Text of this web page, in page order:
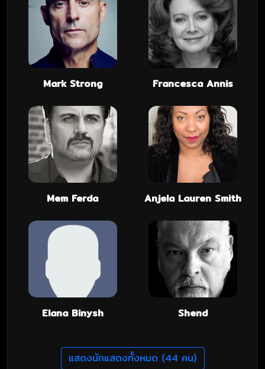
Mark Strong Francesca Annis
Mem Ferda Anjela Lauren Smith
Elana Binysh Shend
แสดงนักแสดงทั้งหมด (44 คน)